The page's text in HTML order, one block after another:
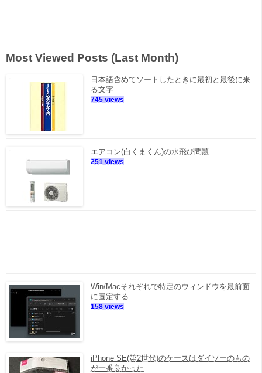
Most Viewed Posts (Last Month)
日本語含めてソートしたときに最初と最後に来
る文字
745 views
エアコン(白くまくん)の水飛び問題
251 views
Win/Macそれぞれで特定のウィンドウを最前面
に固定する
158 views
iPhone SE(第2世代)のケースはダイソーのもの
が一番良かった